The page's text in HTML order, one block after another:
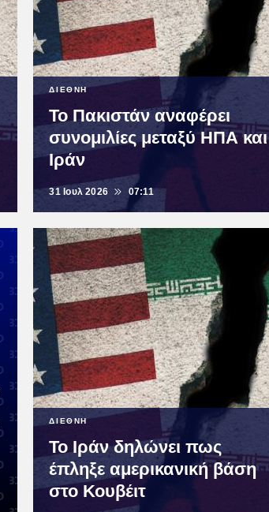
ΔΙΕΘΝΗ
Το Πακιστάν αναφέρει
συνομιλίες μεταξύ ΗΠΑ και
Ιράν
31 Ιουλ 2026 07:11
ΔΙΕΘΝΗ
Το Ιράν δηλώνει πως
έπληξε αμερικανική βάση
στο Κουβέιτ